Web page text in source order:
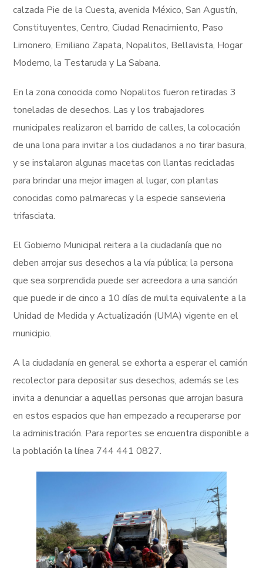
calzada Pie de la Cuesta, avenida México, San Agustín,
Constituyentes, Centro, Ciudad Renacimiento, Paso
Limonero, Emiliano Zapata, Nopalitos, Bellavista, Hogar
Moderno, la Testaruda y La Sabana.
En la zona conocida como Nopalitos fueron retiradas 3
toneladas de desechos. Las y los trabajadores
municipales realizaron el barrido de calles, la colocación
de una lona para invitar a los ciudadanos a no tirar basura,
y se instalaron algunas macetas con llantas recicladas
para brindar una mejor imagen al lugar, con plantas
conocidas como palmarecas y la especie sansevieria
trifasciata.
El Gobierno Municipal reitera a la ciudadanía que no
deben arrojar sus desechos a la vía pública; la persona
que sea sorprendida puede ser acreedora a una sanción
que puede ir de cinco a 10 días de multa equivalente a la
Unidad de Medida y Actualización (UMA) vigente en el
municipio.
A la ciudadanía en general se exhorta a esperar el camión
recolector para depositar sus desechos, además se les
invita a denunciar a aquellas personas que arrojan basura
en estos espacios que han empezado a recuperarse por
la administración. Para reportes se encuentra disponible a
la población la línea 744 441 0827.